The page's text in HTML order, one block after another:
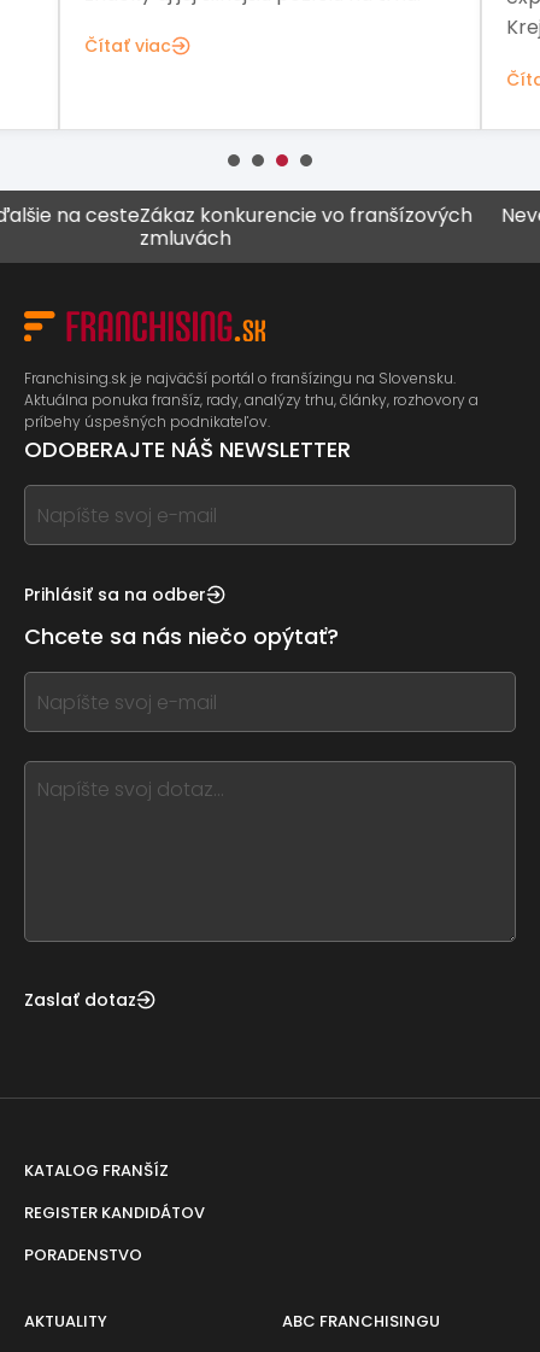
Čítať viac
Čítať
cesteZákaz konkurencie vo franšízových
zmluvách
Never
Franchising.sk je najväčší portál o franšízingu na Slovensku.
Aktuálna ponuka franšíz, rady, analýzy trhu, články, rozhovory a
príbehy úspešných podnikateľov.
ODOBERAJTE NÁŠ NEWSLETTER
If
you
this,
this
form
field
blank
Prihlásiť sa na odber
Chcete sa nás niečo opýtať?
If
you
this,
leave
Zaslať dotaz
KATALOG FRANŠÍZ
REGISTER KANDIDÁTOV
PORADENSTVO
AKTUALITY ABC FRANCHISINGU